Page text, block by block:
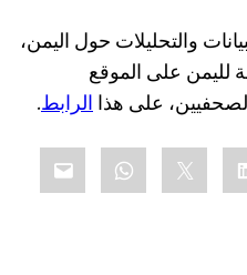
والتحليلات حول اليمن،
على الموقع
الصحفيين، على هذاالرابط.
LinkedIn